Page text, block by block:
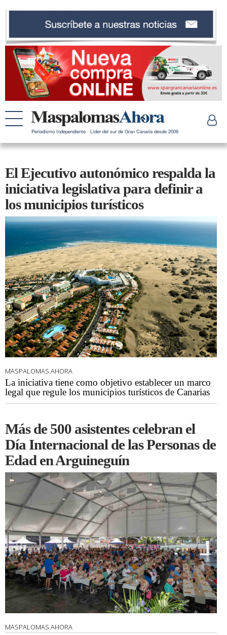
Periodismo Independiente · Líder del sur de Gran Canaria desde 2006
El Ejecutivo autonómico respalda la
iniciativa legislativa para definir a
los municipios turísticos
MASPALOMAS AHORA
La iniciativa tiene como objetivo establecer un marco
legal que regule los municipios turísticos de Canarias
Más de 500 asistentes celebran el
Día Internacional de las Personas de
Edad en Arguineguín
MASPALOMAS AHORA